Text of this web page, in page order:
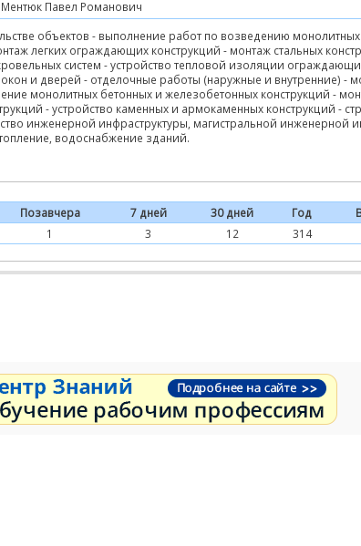
Ментюк Павел Романович
объектов - выполнение работ по возведению
легких ограждающих конструкций - монтаж стальных
систем - устройство тепловой изоляции
и дверей - отделочные работы (наружные и внутренние) -
монолитных бетонных и железобетонных конструкций -
- устройство каменных и армокаменных конструкций -
инженерной инфраструктуры, магистральной инженерной
водоснабжение зданий.
Позавчера 7 дней 30 дней Год
1 3 12 314